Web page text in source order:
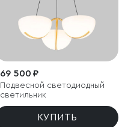
69 500 ₽
Подвесной светодиодный
светильник
КУПИТЬ